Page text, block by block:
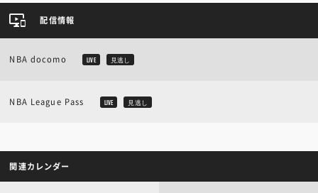
配信情報
NBA docomo LIVE 見逃し
NBA League Pass LIVE 見逃し
関連カレンダー